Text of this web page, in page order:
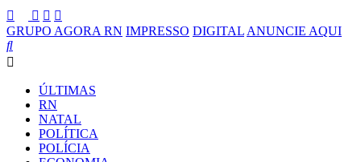
GRUPO AGORA RN IMPRESSO DIGITAL ANUNCIE AQUI
ÚLTIMAS
RN
NATAL
POLÍTICA
POLÍCIA